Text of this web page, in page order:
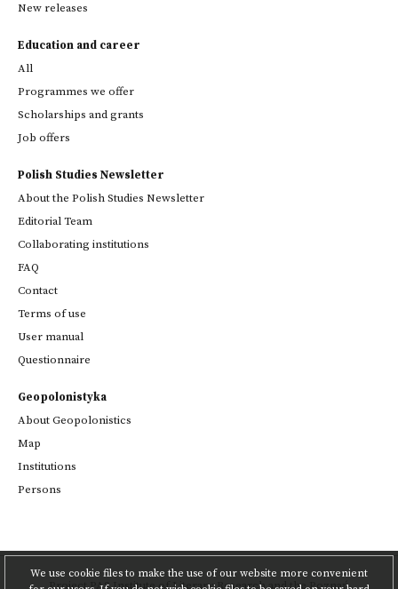
We use cookie files to make the use of our website more convenient
New releases
Education and career
All
Programmes we offer
Scholarships and grants
Job offers
Polish Studies Newsletter
About the Polish Studies Newsletter
Editorial Team
Collaborating institutions
FAQ
Contact
Terms of use
User manual
Questionnaire
Geopolonistyka
About Geopolonistics
Map
Institutions
Persons
ProjectPAS Institute of Literary Researchandthe Poznań